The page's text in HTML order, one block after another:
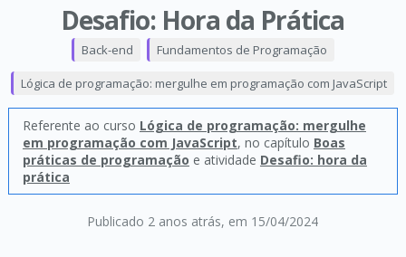
Desafio: Hora da Prática
Publicado 2 anos atrás, em 15/04/2024
Back-end Fundamentos de Programação
Lógica de programação: mergulhe em programação com JavaScript
Referente ao curso Lógica de programação: mergulhe
em programação com JavaScript, no capítulo Boas
práticas de programação e atividade Desafio: hora da
prática